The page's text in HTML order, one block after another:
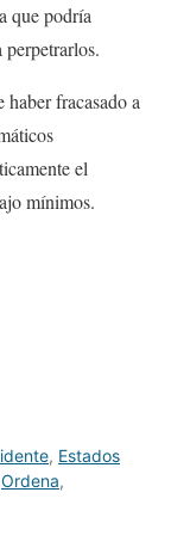
que podría
perpetrarlos.
fracasado a
el
mínimos.
, Estados
Ordena,